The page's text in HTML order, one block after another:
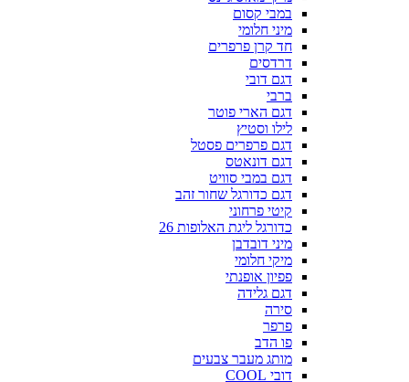
במבי קסום
מיני חלומי
חד קרן פרפרים
דרדסים
דגם דובי
ברבי
דגם הארי פוטר
לילו וסטיץ
דגם פרפרים פסטל
דגם דונאטס
דגם במבי סוויט
דגם כדורגל שחור זהב
קיטי פרחוני
כדורגל ליגת האלופות 26
מיני דובדבן
מיקי חלומי
פפיון אופנתי
דגם גלידה
סירה
פרפר
פו הדב
מותג מעבר צבעים
דובי COOL